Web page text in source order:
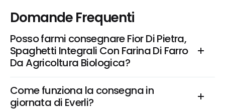
Domande Frequenti
Posso farmi consegnare Fior Di Pietra,
Spaghetti Integrali Con Farina Di Farro
Da Agricoltura Biologica?
Come funziona la consegna in
giornata di Everli?